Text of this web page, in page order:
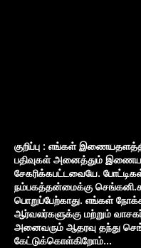
குறிப்பு : எங்கள்
பதிவுகள் அனைத்தும்
சேகரிக்கபட்டவையே.
நம்பகத்தன்மைக்கு
பொறுப்பேற்காது. எங்கள்
ஆர்வலர்களுக்கு மற்றும்
அனைவரும் ஆதரவு தந்து
கேட்டுக்கொள்கிறோம்...